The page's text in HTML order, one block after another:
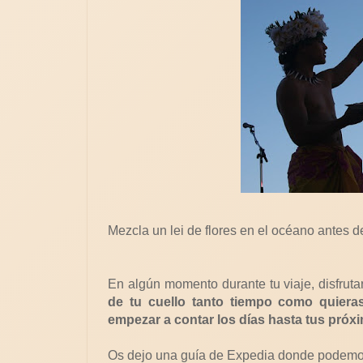
Mezcla un lei de flores en el océano antes
En algún momento durante tu viaje,
de tu cuello tanto tiempo como
empezar a contar los días hasta tus
Os dejo una guía de Expedia donde